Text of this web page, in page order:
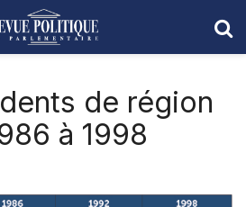
de région
à 1998